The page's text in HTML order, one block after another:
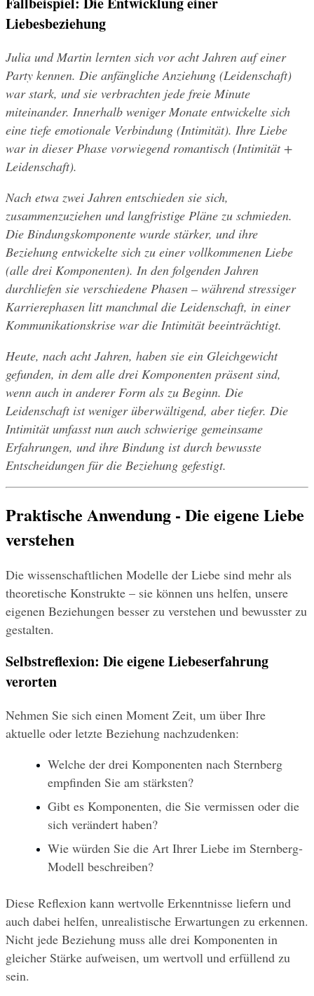
Liebesbeziehung
Julia und Martin lernten sich vor acht Jahren auf einer
Party kennen. Die anfängliche Anziehung (Leidenschaft)
war stark, und sie verbrachten jede freie Minute
miteinander. Innerhalb weniger Monate entwickelte sich
eine tiefe emotionale Verbindung (Intimität). Ihre Liebe
war in dieser Phase vorwiegend romantisch (Intimität +
Leidenschaft).
Nach etwa zwei Jahren entschieden sie sich,
zusammenzuziehen und langfristige Pläne zu schmieden.
Die Bindungskomponente wurde stärker, und ihre
Beziehung entwickelte sich zu einer vollkommenen Liebe
(alle drei Komponenten). In den folgenden Jahren
durchliefen sie verschiedene Phasen – während stressiger
Karrierephasen litt manchmal die Leidenschaft, in einer
Kommunikationskrise war die Intimität beeinträchtigt.
Heute, nach acht Jahren, haben sie ein Gleichgewicht
gefunden, in dem alle drei Komponenten präsent sind,
wenn auch in anderer Form als zu Beginn. Die
Leidenschaft ist weniger überwältigend, aber tiefer. Die
Intimität umfasst nun auch schwierige gemeinsame
Erfahrungen, und ihre Bindung ist durch bewusste
Entscheidungen für die Beziehung gefestigt.
Praktische Anwendung - Die eigene Liebe
verstehen
Die wissenschaftlichen Modelle der Liebe sind mehr als
theoretische Konstrukte – sie können uns helfen, unsere
eigenen Beziehungen besser zu verstehen und bewusster zu
gestalten.
Selbstreflexion: Die eigene Liebeserfahrung
verorten
Nehmen Sie sich einen Moment Zeit, um über Ihre
aktuelle oder letzte Beziehung nachzudenken:
Welche der drei Komponenten nach Sternberg
empfinden Sie am stärksten?
Gibt es Komponenten, die Sie vermissen oder die
sich verändert haben?
Wie würden Sie die Art Ihrer Liebe im Sternberg-
Modell beschreiben?
Diese Reflexion kann wertvolle Erkenntnisse liefern und
auch dabei helfen, unrealistische Erwartungen zu erkennen.
Nicht jede Beziehung muss alle drei Komponenten in
gleicher Stärke aufweisen, um wertvoll und erfüllend zu
sein.